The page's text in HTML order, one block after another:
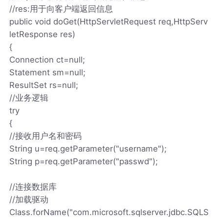
//res:用于向客户端返回信息
public void doGet(HttpServletRequest req,HttpServ
letResponse res)
{
Connection ct=null;
Statement sm=null;
ResultSet rs=null;
//业务逻辑
try
{
//接收用户名和密码
String u=req.getParameter("username");
String p=req.getParameter("passwd");
//连接数据库
//加载驱动
Class.forName("com.microsoft.sqlserver.jdbc.SQLS